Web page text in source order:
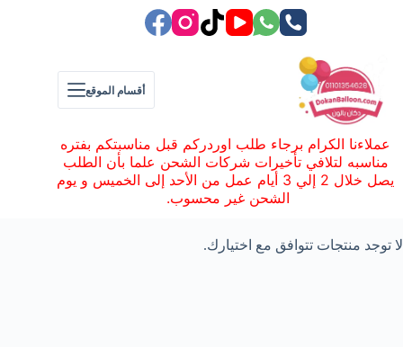
أقسام الموقع
عملاءنا الكرام برجاء طلب اوردركم قبل مناسبتكم بفتره
مناسبه لتلافي تأخيرات شركات الشحن علما بأن الطلب
يصل خلال 2 إلي 3 أيام عمل من الأحد إلى الخميس و يوم
الشحن غير محسوب.
لا توجد منتجات تتوافق مع اختيارك.